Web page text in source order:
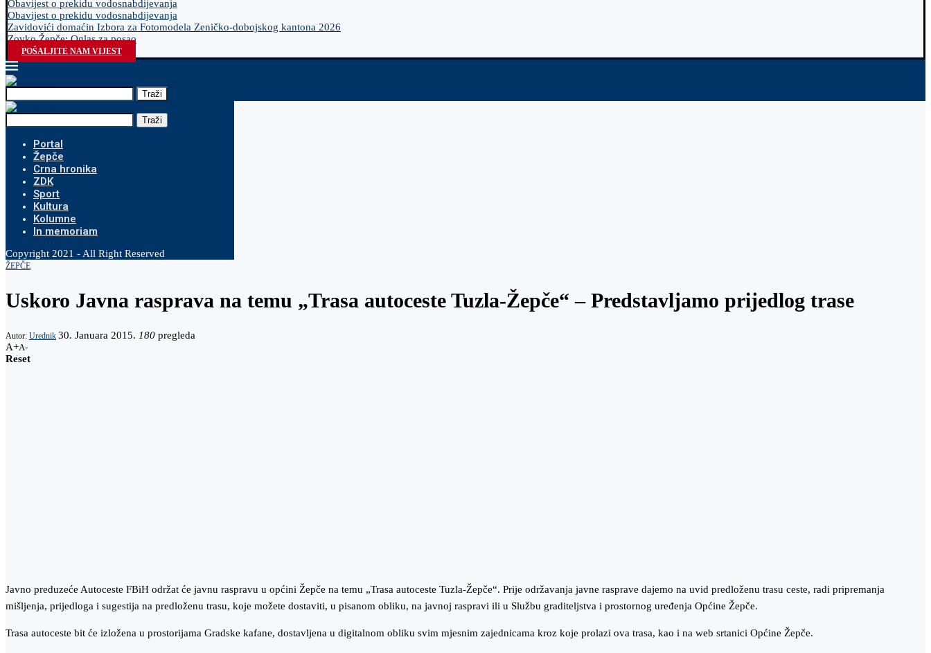
Obavijest o prekidu vodosnabdijevanja
Obavijest o prekidu vodosnabdijevanja
Zavidovići domaćin Izbora za Fotomodela Zeničko-dobojskog kantona 2026
Zovko Žepče: Oglas za posao
POŠALJITE NAM VIJEST
Traži
Traži
Portal
Žepče
Crna hronika
ZDK
Sport
Kultura
Kolumne
In memoriam
Copyright 2021 - All Right Reserved
ŽEPČE
Uskoro Javna rasprava na temu „Trasa autoceste Tuzla-Žepče“ – Predstavljamo prijedlog trase
Autor: Urednik 30. Januara 2015. 180 pregleda
A+A-
Reset
Javno preduzeće Autoceste FBiH održat će javnu raspravu u općini Žepče na temu „Trasa autoceste Tuzla-Žepče“. Prije održavanja javne rasprave dajemo na uvid predloženu trasu ceste, radi pripremanja
mišljenja, prijedloga i sugestija na predloženu trasu, koje možete dostaviti, u pisanom obliku, na javnoj raspravi ili u Službu graditeljstva i prostornog uređenja Općine Žepče.
Trasa autoceste bit će izložena u prostorijama Gradske kafane, dostavljena u digitalnom obliku svim mjesnim zajednicama kroz koje prolazi ova trasa, kao i na web srtanici Općine Žepče.